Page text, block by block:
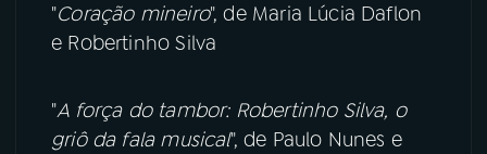
"Coração mineiro", de Maria Lúcia Daflon
e Robertinho Silva
"A força do tambor: Robertinho Silva, o
griô da fala musical", de Paulo Nunes e